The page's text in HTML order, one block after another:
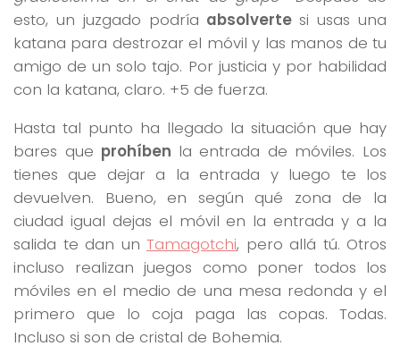
esto, un juzgado podría absolvertesi usas una
katana para destrozar el móvil y las manos de tu
amigo de un solo tajo. Por justicia y por habilidad
con la katana, claro. +5 de fuerza.
Hasta tal punto ha llegado la situación que hay
bares que prohíben la entrada de móviles. Los
tienes que dejar a la entrada y luego te los
devuelven. Bueno, en según qué zona de la
ciudad igual dejas el móvil en la entrada y a la
salida te dan un Tamagotchi, pero allá tú. Otros
incluso realizan juegos como poner todos los
móviles en el medio de una mesa redonda y el
primero que lo coja paga las copas. Todas.
Incluso si son de cristal de Bohemia.